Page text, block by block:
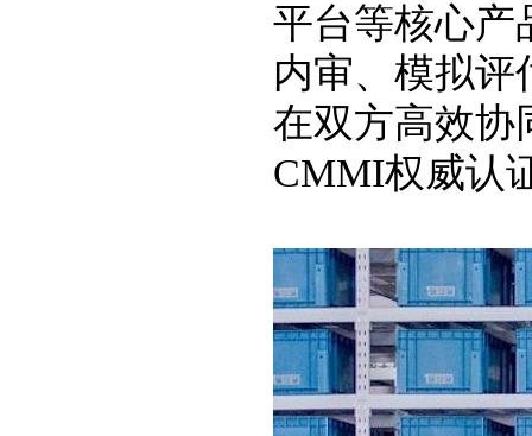
平台等核心产
内审、模拟评
在双方高效协
CMMI权威认